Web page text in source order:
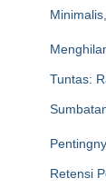
Tuntas:
Retensi